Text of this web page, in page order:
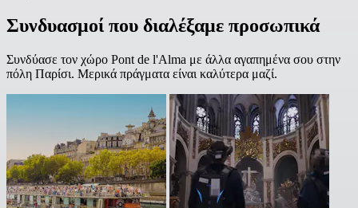
Συνδυασμοί που διαλέξαμε προσωπικά
Συνδύασε τον χώρο Pont de l'Alma με άλλα αγαπημένα σου στην
πόλη Παρίσι. Μερικά πράγματα είναι καλύτερα μαζί.